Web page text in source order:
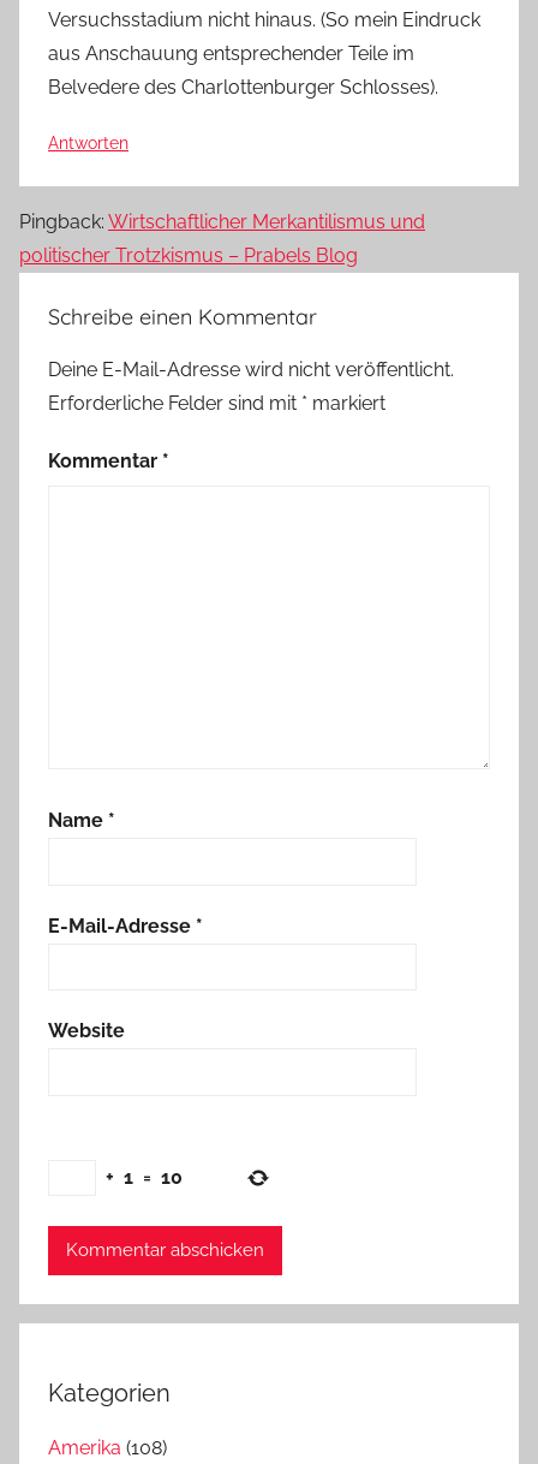
Versuchsstadium nicht hinaus. (So mein Eindruck
aus Anschauung entsprechender Teile im
Belvedere des Charlottenburger Schlosses).
Antworten
Pingback: Wirtschaftlicher Merkantilismus und
politischer Trotzkismus – Prabels Blog
Schreibe einen Kommentar
Deine E-Mail-Adresse wird nicht veröffentlicht.
Erforderliche Felder sind mit * markiert
Kommentar *
Name *
E-Mail-Adresse *
Website
+ 1 = 10
Kategorien
Amerika (108)